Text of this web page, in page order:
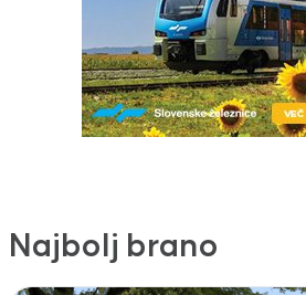
Najbolj brano